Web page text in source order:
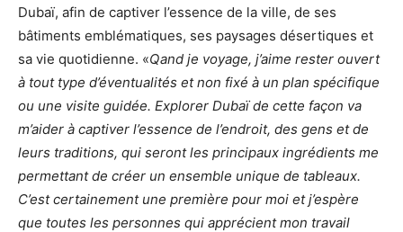
Dubaï, afin de captiver l’essence de la ville, de ses
bâtiments emblématiques, ses paysages désertiques et
sa vie quotidienne. «Qand je voyage, j’aime rester ouvert
à tout type d’éventualités et non fixé à un plan spécifique
ou une visite guidée. Explorer Dubaï de cette façon va
m’aider à captiver l’essence de l’endroit, des gens et de
leurs traditions, qui seront les principaux ingrédients me
permettant de créer un ensemble unique de tableaux.
C’est certainement une première pour moi et j’espère
que toutes les personnes qui apprécient mon travail